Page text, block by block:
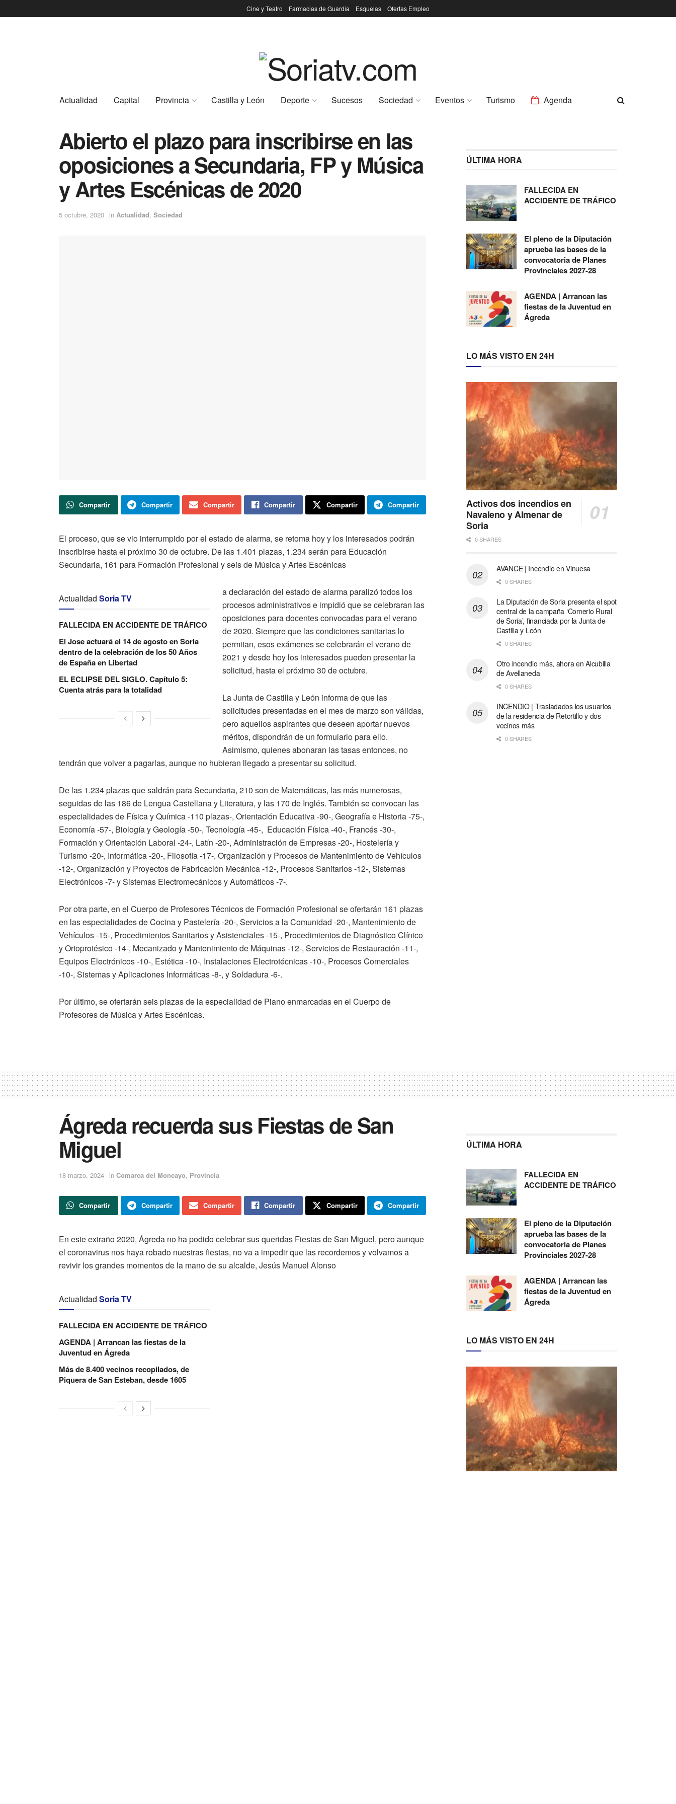
Cine y Teatro Farmacias de Guardia Esquelas Ofertas Empleo
Actualidad Capital Provincia Castilla y León Deporte Sucesos Sociedad Eventos Turismo Agenda
Abierto el plazo para inscribirse en las
oposiciones a Secundaria, FP y Música
y Artes Escénicas de 2020
5 octubre, 2020 in Actualidad, Sociedad
Compartir Compartir Compartir Compartir Compartir Compartir
El proceso, que se vio interrumpido por el estado de alarma, se retoma hoy y los interesados podrán
inscribirse hasta el próximo 30 de octubre. De las 1.401 plazas, 1.234 serán para Educación
Secundaria, 161 para Formación Profesional y seis de Música y Artes Escénicas
Actualidad Soria TV
FALLECIDA EN ACCIDENTE DE TRÁFICO
El Jose actuará el 14 de agosto en Soria
dentro de la celebración de los 50 Años
de España en Libertad
EL ECLIPSE DEL SIGLO. Capítulo 5:
Cuenta atrás para la totalidad
a declaración del estado de alarma paralizó todos los
procesos administrativos e impidió que se celebraran las
oposiciones para docentes convocadas para el verano
de 2020. Siempre que las condiciones sanitarias lo
permitan, esos exámenes se celebrarán el verano de
2021 y desde hoy los interesados pueden presentar la
solicitud, hasta el próximo 30 de octubre.
La Junta de Castilla y León informa de que las
solicitudes presentadas en el mes de marzo son válidas,
pero aquellos aspirantes que deseen aportar nuevos
méritos, dispondrán de un formulario para ello.
Asimismo, quienes abonaran las tasas entonces, no
tendrán que volver a pagarlas, aunque no hubieran llegado a presentar su solicitud.
De las 1.234 plazas que saldrán para Secundaria, 210 son de Matemáticas, las más numerosas,
seguidas de las 186 de Lengua Castellana y Literatura, y las 170 de Inglés. También se convocan las
especialidades de Física y Química -110 plazas-, Orientación Educativa -90-, Geografía e Historia -75-,
Economía -57-, Biología y Geología -50-, Tecnología -45-, Educación Física -40-, Francés -30-,
Formación y Orientación Laboral -24-, Latín -20-, Administración de Empresas -20-, Hostelería y
Turismo -20-, Informática -20-, Filosofía -17-, Organización y Procesos de Mantenimiento de Vehículos
-12-, Organización y Proyectos de Fabricación Mecánica -12-, Procesos Sanitarios -12-, Sistemas
Electrónicos -7- y Sistemas Electromecánicos y Automáticos -7-.
Por otra parte, en el Cuerpo de Profesores Técnicos de Formación Profesional se ofertarán 161 plazas
en las especialidades de Cocina y Pastelería -20-, Servicios a la Comunidad -20-, Mantenimiento de
Vehículos -15-, Procedimientos Sanitarios y Asistenciales -15-, Procedimientos de Diagnóstico Clínico
y Ortoprotésico -14-, Mecanizado y Mantenimiento de Máquinas -12-, Servicios de Restauración -11-,
Equipos Electrónicos -10-, Estética -10-, Instalaciones Electrotécnicas -10-, Procesos Comerciales
-10-, Sistemas y Aplicaciones Informáticas -8-, y Soldadura -6-.
Por último, se ofertarán seis plazas de la especialidad de Piano enmarcadas en el Cuerpo de
Profesores de Música y Artes Escénicas.
ÚLTIMA HORA
FALLECIDA EN
ACCIDENTE DE TRÁFICO
El pleno de la Diputación
aprueba las bases de la
convocatoria de Planes
Provinciales 2027-28
AGENDA | Arrancan las
fiestas de la Juventud en
Ágreda
LO MÁS VISTO EN 24H
Activos dos incendios en
Navaleno y Almenar de
Soria
0 SHARES
AVANCE | Incendio en Vinuesa
0 SHARES
La Diputación de Soria presenta el spot
central de la campaña ‘Comerio Rural
de Soria’, financiada por la Junta de
Castilla y León
0 SHARES
Otro incendio más, ahora en Alcubilla
de Avellaneda
0 SHARES
INCENDIO | Trasladados los usuarios
de la residencia de Retortillo y dos
vecinos más
0 SHARES
Ágreda recuerda sus Fiestas de San
Miguel
18 marzo, 2024 in Comarca del Moncayo, Provincia
Compartir Compartir Compartir Compartir Compartir Compartir
En este extraño 2020, Ágreda no ha podido celebrar sus queridas Fiestas de San Miguel, pero aunque
el coronavirus nos haya robado nuestras fiestas, no va a impedir que las recordemos y volvamos a
revivir los grandes momentos de la mano de su alcalde, Jesús Manuel Alonso
Actualidad Soria TV
FALLECIDA EN ACCIDENTE DE TRÁFICO
AGENDA | Arrancan las fiestas de la
Juventud en Ágreda
Más de 8.400 vecinos recopilados, de
Piquera de San Esteban, desde 1605
ÚLTIMA HORA
FALLECIDA EN
ACCIDENTE DE TRÁFICO
El pleno de la Diputación
aprueba las bases de la
convocatoria de Planes
Provinciales 2027-28
AGENDA | Arrancan las
fiestas de la Juventud en
Ágreda
LO MÁS VISTO EN 24H